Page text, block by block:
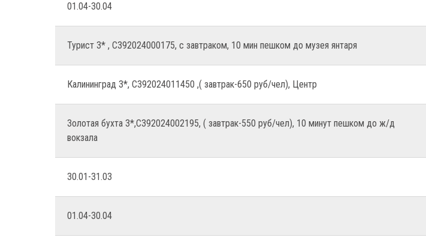
01.04-30.04
Турист 3* , С392024000175, с завтраком, 10 мин пешком до музея янтаря
Калининград 3*, С392024011450 ,( завтрак-650 руб/чел), Центр
Золотая бухта 3*,С392024002195, ( завтрак-550 руб/чел), 10 минут пешком до ж/д
вокзала
30.01-31.03
01.04-30.04